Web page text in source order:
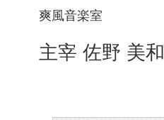
爽風音楽室
主宰 佐野 美和